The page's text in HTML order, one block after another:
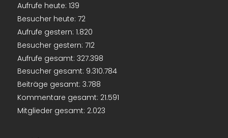
Aufrufe heute: 139
Besucher heute: 72
Aufrufe gestern: 1.820
Besucher gestern: 712
Aufrufe gesamt: 327.398
Besucher gesamt: 9.310.784
Beiträge gesamt: 3.788
Kommentare gesamt: 21.591
Mitglieder gesamt: 2.023